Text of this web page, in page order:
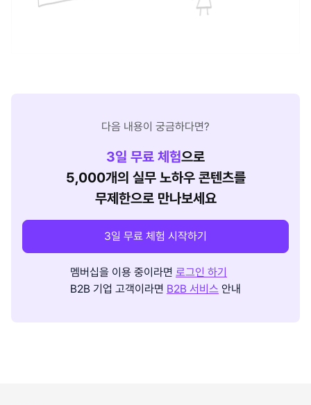
다음 내용이 궁금하다면?
3일 무료 체험으로
5,000개의 실무 노하우 콘텐츠를
무제한으로 만나보세요
3일 무료 체험 시작하기
멤버십을 이용 중이라면 로그인 하기
B2B 기업 고객이라면 B2B 서비스 안내